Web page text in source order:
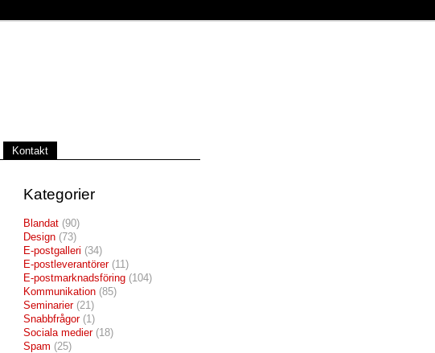
Kontakt
Kategorier
Blandat (90)
Design (73)
E-postgalleri (34)
E-postleverantörer(11)
E-postmarknadsföring (104)
Kommunikation (85)
Seminarier(21)
Snabbfrågor(1)
Sociala medier(18)
Spam (25)